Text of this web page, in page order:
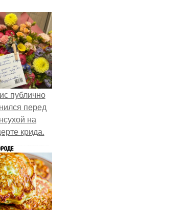
публично
перед
на
крида.